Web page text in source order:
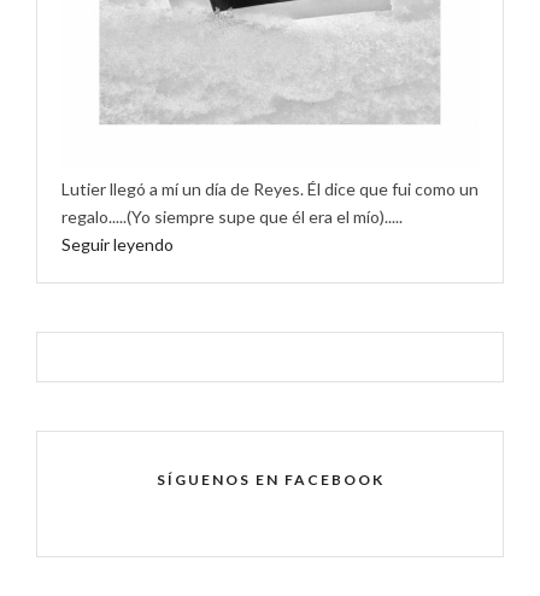
Lutier llegó a mí un día de Reyes. Él dice que fui como un
regalo.....(Yo siempre supe que él era el mío).....
Seguir leyendo
SÍGUENOS EN FACEBOOK